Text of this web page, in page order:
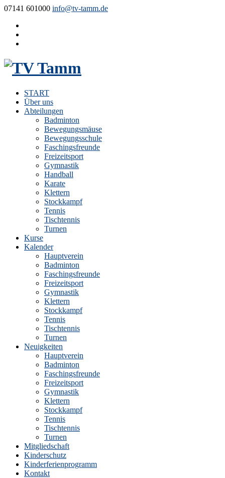
07141 601000 info@tv-tamm.de
START
Über uns
Abteilungen
Badminton
Bewegungsmäuse
Bewegungsschule
Faschingsfreunde
Freizeitsport
Gymnastik
Handball
Karate
Klettern
Stockkampf
Tennis
Tischtennis
Turnen
Kurse
Kalender
Hauptverein
Badminton
Faschingsfreunde
Freizeitsport
Gymnastik
Klettern
Stockkampf
Tennis
Tischtennis
Turnen
Neuigkeiten
Hauptverein
Badminton
Faschingsfreunde
Freizeitsport
Gymnastik
Klettern
Stockkampf
Tennis
Tischtennis
Turnen
Mitgliedschaft
Kinderschutz
Kinderferienprogramm
Kontakt